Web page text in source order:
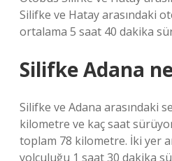
Silifke ve Hatay arasındaki
ortalama 5 saat 40 dakika
Silifke Adana
Silifke ve Adana arasındaki
kilometre ve kaç saat
toplam 78 kilometre. İki yer
yolculuğu 1 saat 30 dakika